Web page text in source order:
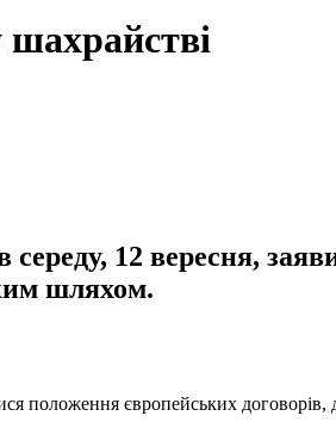
12 вересня,
шляхом.
положення європейських договорів,